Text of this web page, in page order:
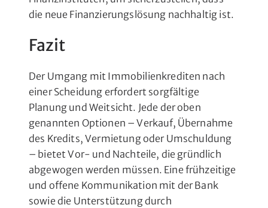
die neue Finanzierungslösung nachhaltig ist.
Fazit
Der Umgang mit Immobilienkrediten nach
einer Scheidung erfordert sorgfältige
Planung und Weitsicht. Jede der oben
genannten Optionen – Verkauf, Übernahme
des Kredits, Vermietung oder Umschuldung
– bietet Vor- und Nachteile, die gründlich
abgewogen werden müssen. Eine frühzeitige
und offene Kommunikation mit der Bank
sowie die Unterstützung durch